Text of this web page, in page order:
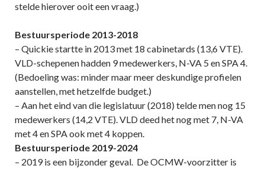
stelde hierover ooit een vraag.)
Bestuursperiode 2013-2018
– Quickie startte in 2013 met 18 cabinetards (13,6 VTE).
VLD-schepenen hadden 9 medewerkers, N-VA 5 en SPA 4.
(Bedoeling was: minder maar meer deskundige profielen
aanstellen, met hetzelfde budget.)
– Aan het eind van die legislatuur (2018) telde men nog 15
medewerkers (14,2 VTE). VLD deed het nog met 7, N-VA
met 4 en SPA ook met 4 koppen.
Bestuursperiode 2019-2024
– 2019 is een bijzonder geval. De OCMW-voorzitter is